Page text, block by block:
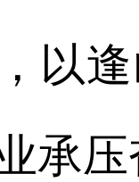
以
承